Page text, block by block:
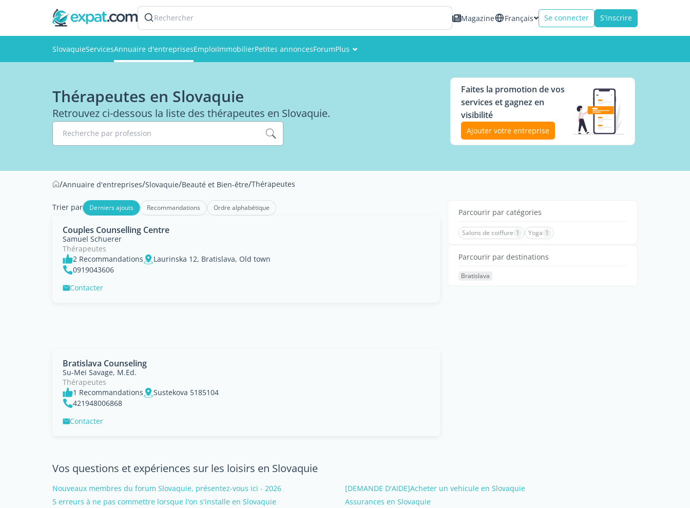
Rechercher Magazine Français Se connecter S'inscrire
SlovaquieServicesAnnuaire d'entreprisesEmploiImmobilierPetites annoncesForumPlus
Thérapeutes en Slovaquie
Retrouvez ci-dessous la liste des thérapeutes en Slovaquie.
Recherche par profession
Faites la promotion de vos
services et gagnez en
visibilité
Ajouter votre entreprise
/Annuaire d'entreprises/Slovaquie/Beauté et Bien-être/Thérapeutes
Trier par Derniers ajouts Recommandations Ordre alphabétique
Couples Counselling Centre
Samuel Schuerer
Thérapeutes
2 Recommandations
Laurinska 12, Bratislava, Old town
0919043606
Contacter
Bratislava Counseling
Su-Mei Savage, M.Ed.
Thérapeutes
1 Recommandations
Sustekova 5185104
421948006868
Contacter
Parcourir par catégories
Salons de coiffure 1 Yoga 1
Parcourir par destinations
Bratislava
Vos questions et expériences sur les loisirs en Slovaquie
Nouveaux membres du forum Slovaquie, présentez-vous ici - 2026
[DEMANDE D'AIDE]Acheter un vehicule en Slovaquie
5 erreurs à ne pas commettre lorsque l'on s'installe en Slovaquie
Assurances en Slovaquie